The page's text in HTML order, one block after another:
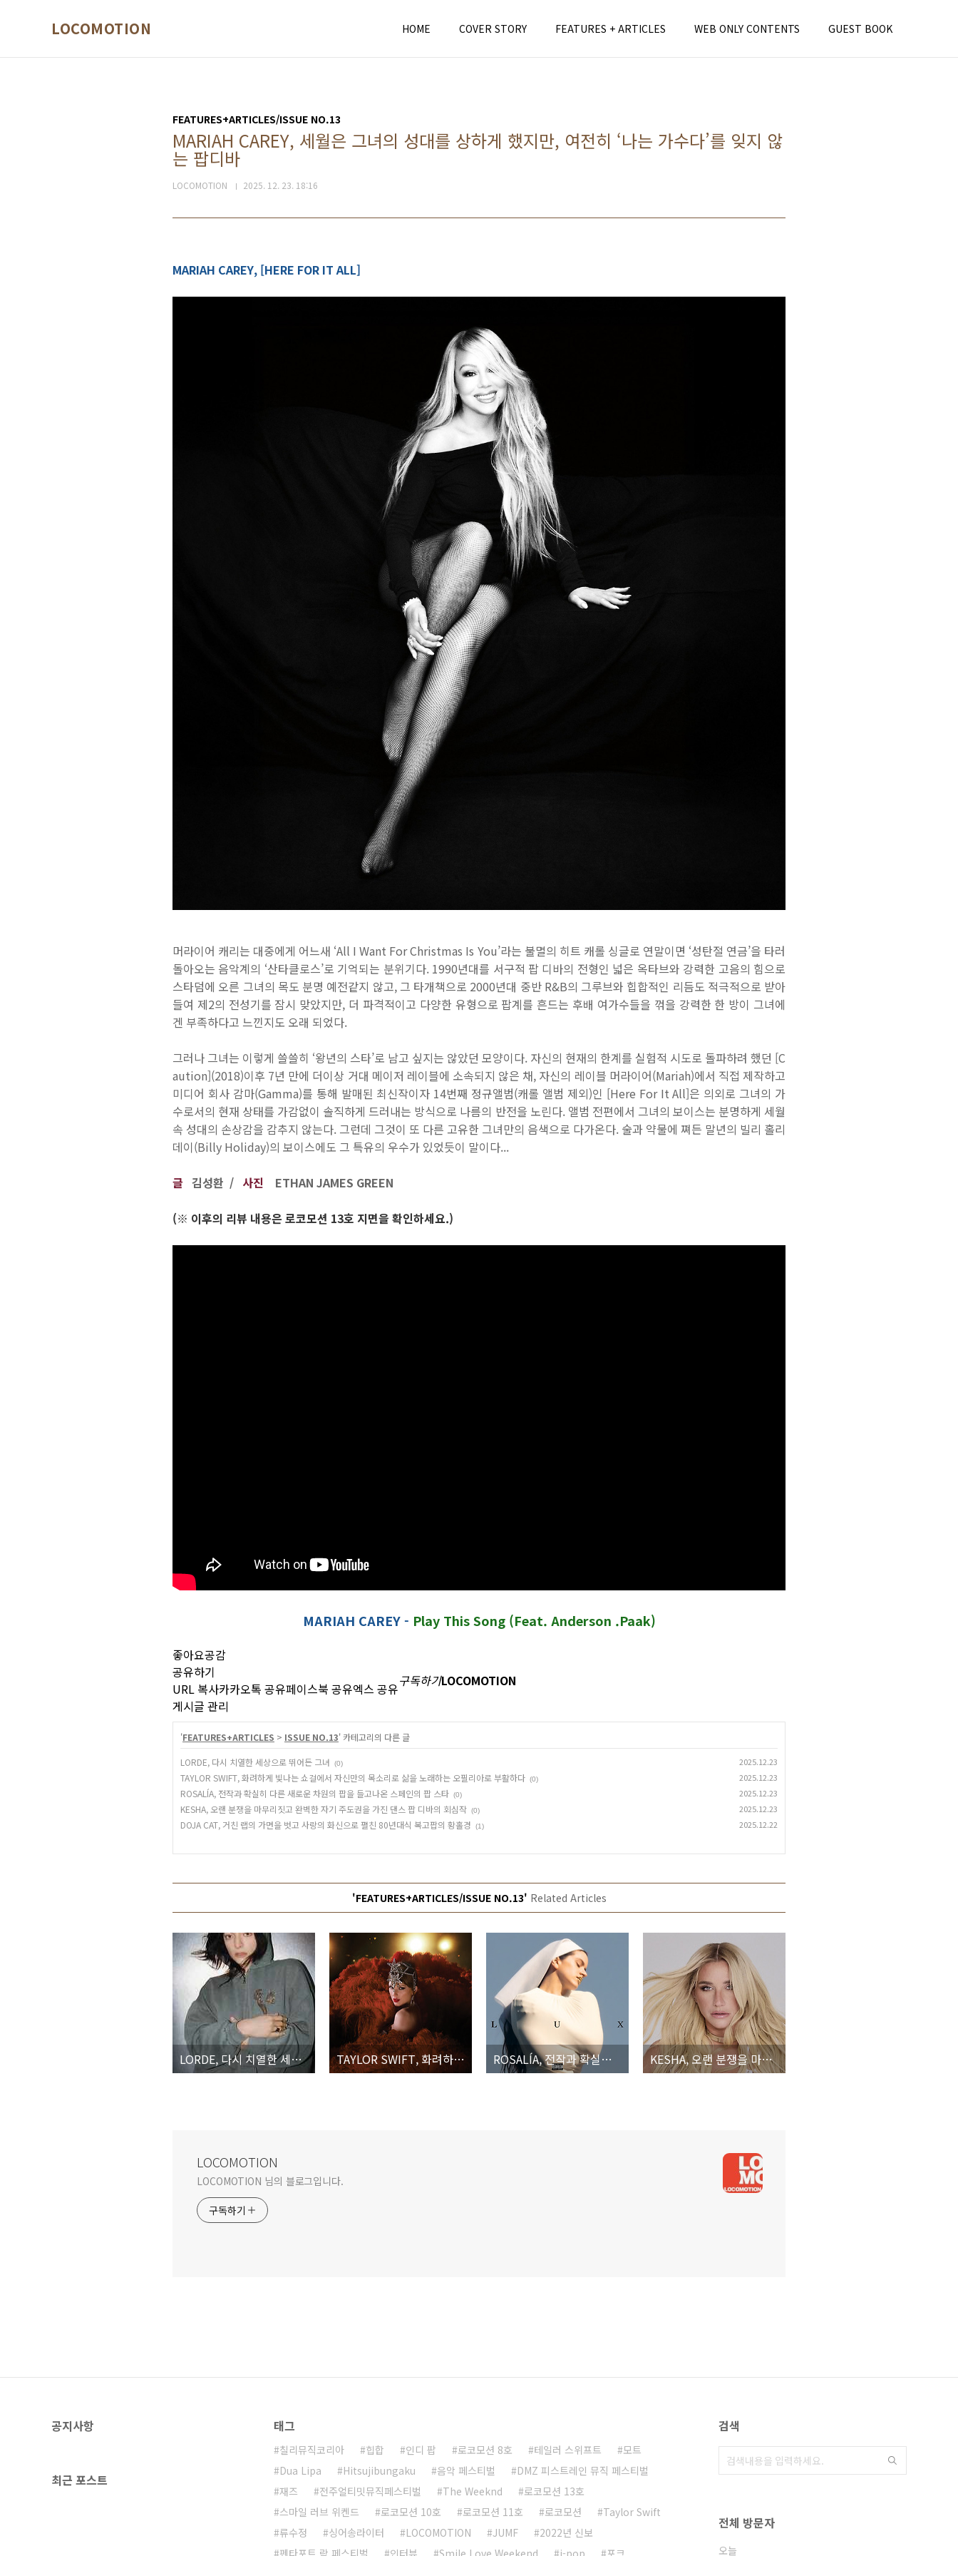
LOCOMOTION HOME COVER STORY FEATURES + ARTICLES WEB ONLY CONTENTS GUEST BOOK
FEATURES+ARTICLES/ISSUE NO.13
MARIAH CAREY, 세월은 그녀의 성대를 상하게 했지만, 여전히 ‘나는 가수다’를 잊지 않
는 팝디바
LOCOMOTION 2025. 12. 23. 18:16
MARIAH CAREY, [HERE FOR IT ALL]
머라이어 캐리는 대중에게 어느새 ‘All I Want For Christmas Is You’라는 불멸의 히트 캐롤 싱글로 연말이면 ‘성탄절 연금’을 타러
돌아오는 음악계의 ‘산타클로스’로 기억되는 분위기다. 1990년대를 서구적 팝 디바의 전형인 넓은 옥타브와 강력한 고음의 힘으로
스타덤에 오른 그녀의 목도 분명 예전같지 않고, 그 타개책으로 2000년대 중반 R&B의 그루브와 힙합적인 리듬도 적극적으로 받아
들여 제2의 전성기를 잠시 맞았지만, 더 파격적이고 다양한 유형으로 팝계를 흔드는 후배 여가수들을 꺾을 강력한 한 방이 그녀에
겐 부족하다고 느낀지도 오래 되었다.
그러나 그녀는 이렇게 쓸쓸히 ‘왕년의 스타’로 남고 싶지는 않았던 모양이다. 자신의 현재의 한계를 실험적 시도로 돌파하려 했던 [C
aution](2018)이후 7년 만에 더이상 거대 메이저 레이블에 소속되지 않은 채, 자신의 레이블 머라이어(Mariah)에서 직접 제작하고
미디어 회사 감마(Gamma)를 통해 발매된 최신작이자 14번째 정규앨범(캐롤 앨범 제외)인 [Here For It All]은 의외로 그녀의 가
수로서의 현재 상태를 가감없이 솔직하게 드러내는 방식으로 나름의 반전을 노린다. 앨범 전편에서 그녀의 보이스는 분명하게 세월
속 성대의 손상감을 감추지 않는다. 그런데 그것이 또 다른 고유한 그녀만의 음색으로 다가온다. 술과 약물에 쪄든 말년의 빌리 홀리
데이(Billy Holiday)의 보이스에도 그 특유의 우수가 있었듯이 말이다...
글 김성환 / 사진 ETHAN JAMES GREEN
(※ 이후의 리뷰 내용은 로코모션 13호 지면을 확인하세요.)
MARIAH CAREY - Play This Song (Feat. Anderson .Paak)
좋아요공감
공유하기
URL 복사카카오톡 공유페이스북 공유엑스 공유
게시글 관리
구독하기LOCOMOTION
'FEATURES+ARTICLES > ISSUE NO.13' 카테고리의 다른 글
LORDE, 다시 치열한 세상으로 뛰어든 그녀 (0) 2025.12.23
TAYLOR SWIFT, 화려하게 빛나는 쇼걸에서 자신만의 목소리로 삶을 노래하는 오필리아로 부활하다 (0) 2025.12.23
ROSALÍA, 전작과 확실히 다른 새로운 차원의 팝을 들고나온 스페인의 팝 스타 (0) 2025.12.23
KESHA, 오랜 분쟁을 마무리짓고 완벽한 자기 주도권을 가진 댄스 팝 디바의 회심작 (0) 2025.12.23
DOJA CAT, 거친 랩의 가면을 벗고 사랑의 화신으로 펼친 80년대식 복고팝의 황홀경 (1) 2025.12.22
'FEATURES+ARTICLES/ISSUE NO.13' Related Articles
LORDE, 다시 치열한 세상으로 뛰어든 그녀 TAYLOR SWIFT, 화려하게 빛나는 쇼걸에서 자신만의 목소리로 삶을 노래하는 오필리아로 부활하다 ROSALÍA, 전작과 확실히 다른 새로운 차원의 팝을 들고나온 스페인의 팝 스타 KESHA, 오랜 분쟁을 마무리짓고 완벽한 자기 주도권을 가진 댄스 팝 디바의 회심작
LOCOMOTION
LOCOMOTION 님의 블로그입니다.
구독하기
공지사항
최근 포스트
태그
칠리뮤직코리아 힙합 인디 팝 로코모션 8호 테일러 스위프트
모트
Dua Lipa
Hitsujibungaku 음악 페스티벌
DMZ 피스트레인 뮤직 페스티벌
재즈
전주얼티밋뮤직페스티벌 The Weeknd
로코모션 13호
스마일 러브 위켄드
로코모션 10호 로코모션 11호 로코모션
Taylor Swift
류수정
싱어송라이터 LOCOMOTION JUMF
2022년 신보
펜타포트 락 페스티벌
인터뷰 Smile Love Weekend j-pop 포크
검색
전체 방문자
오늘